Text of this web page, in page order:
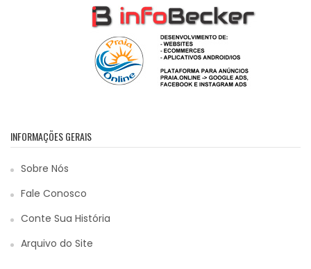
INFORMAÇÕES GERAIS
Sobre Nós
Fale Conosco
Conte Sua História
Arquivo do Site